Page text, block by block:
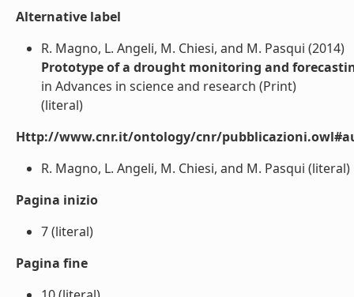
Alternative label
R. Magno, L. Angeli, M. Chiesi, and M. Pasqui (2014)
Prototype of a drought monitoring and
in Advances in science and research (Print)
(literal)
Http://www.cnr.it/ontology/cnr/
R. Magno, L. Angeli, M. Chiesi, and M. Pasqui (literal)
Pagina inizio
7 (literal)
Pagina fine